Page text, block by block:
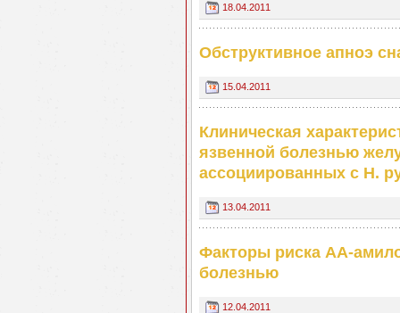
18.04.2011
Обструктивное апноэ
15.04.2011
Клиническая
язвенной болезнью
ассоциированных с Н.
13.04.2011
Факторы риска АА-
болезнью
12.04.2011